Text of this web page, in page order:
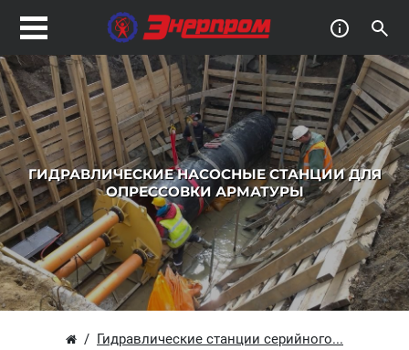
ГИДРАВЛИЧЕСКИЕ НАСОСНЫЕ СТАНЦИИ ДЛЯ
ОПРЕССОВКИ АРМАТУРЫ
Гидравлические станции серийного...